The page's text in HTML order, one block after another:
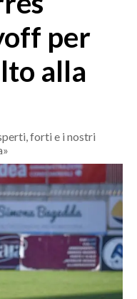
per
alla
forti e i nostri